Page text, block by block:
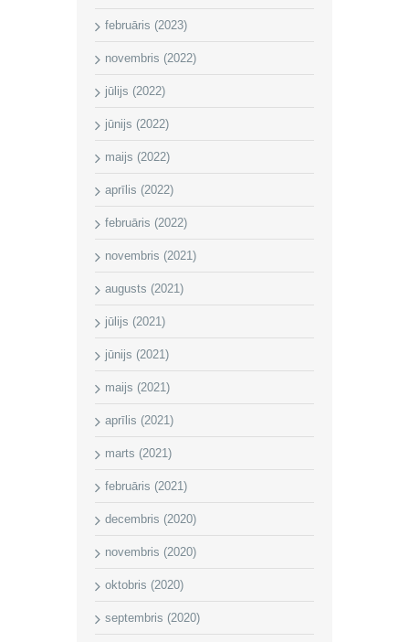
februāris (2023)
novembris (2022)
jūlijs (2022)
jūnijs (2022)
maijs (2022)
aprīlis (2022)
februāris (2022)
novembris (2021)
augusts (2021)
jūlijs (2021)
jūnijs (2021)
maijs (2021)
aprīlis (2021)
marts (2021)
februāris (2021)
decembris (2020)
novembris (2020)
oktobris (2020)
septembris (2020)